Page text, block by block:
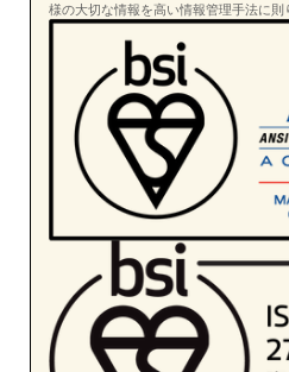
様の大切な情報を高い情報管理手法に則